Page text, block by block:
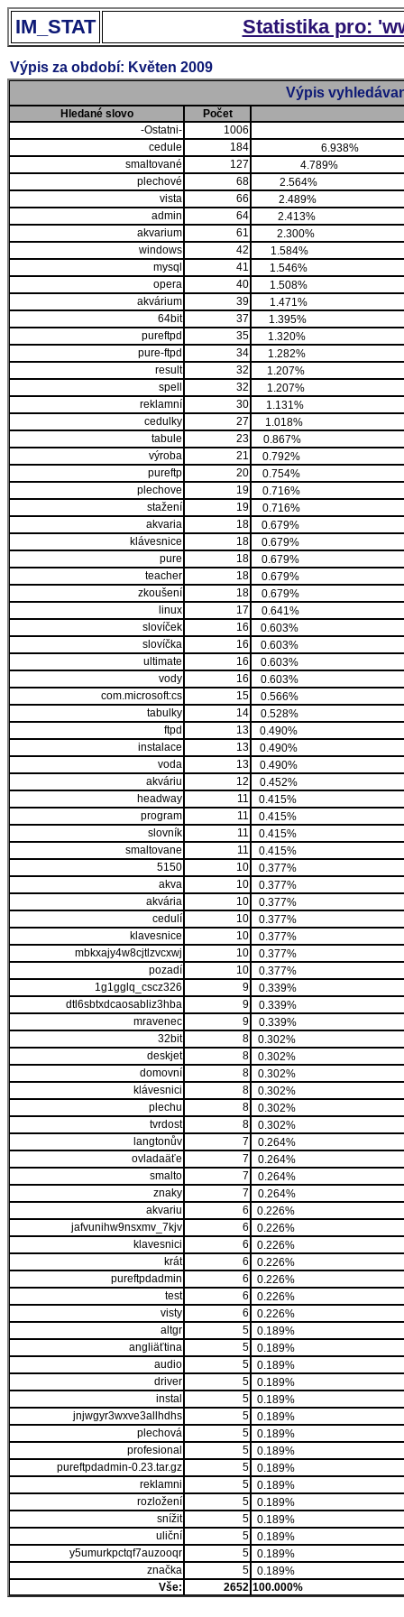
IM_STAT Statistika pro:
Výpis za období: Květen 2009
Výpis
Hledané slovo
Počet
-Ostatni-
1006
cedule
184
6.938%
smaltované
127
4.789%
plechové
68
2.564%
vista
66
2.489%
admin
64
2.413%
akvarium
61
2.300%
windows
42
1.584%
mysql
41
1.546%
opera
40
1.508%
akvárium
39
1.471%
64bit
37
1.395%
pureftpd
35
1.320%
pure-ftpd
34
1.282%
result
32
1.207%
spell
32
1.207%
reklamní
30
1.131%
cedulky
27
1.018%
tabule
23
0.867%
výroba
21
0.792%
pureftp
20
0.754%
plechove
19
0.716%
stažení
19
0.716%
akvaria
18
0.679%
klávesnice
18
0.679%
pure
18
0.679%
teacher
18
0.679%
zkoušení
18
0.679%
linux
17
0.641%
slovíček
16
0.603%
slovíčka
16
0.603%
ultimate
16
0.603%
vody
16
0.603%
com.microsoft:cs
15
0.566%
tabulky
14
0.528%
ftpd
13
0.490%
instalace
13
0.490%
voda
13
0.490%
akváriu
12
0.452%
headway
11
0.415%
program
11
0.415%
slovník
11
0.415%
smaltovane
11
0.415%
5150
10
0.377%
akva
10
0.377%
akvária
10
0.377%
cedulí
10
0.377%
klavesnice
10
0.377%
mbkxajy4w8cjtlzvcxwj
10
0.377%
pozadí
10
0.377%
1g1gglq_cscz326
9
0.339%
dtl6sbtxdcaosabliz3hba
9
0.339%
mravenec
9
0.339%
32bit
8
0.302%
deskjet
8
0.302%
domovní
8
0.302%
klávesnici
8
0.302%
plechu
8
0.302%
tvrdost
8
0.302%
langtonův
7
0.264%
ovladaäťe
7
0.264%
smalto
7
0.264%
znaky
7
0.264%
akvariu
6
0.226%
jafvunihw9nsxmv_7kjv
6
0.226%
klavesnici
6
0.226%
krát
6
0.226%
pureftpdadmin
6
0.226%
test
6
0.226%
visty
6
0.226%
altgr
5
0.189%
angliäťtina
5
0.189%
audio
5
0.189%
driver
5
0.189%
instal
5
0.189%
jnjwgyr3wxve3allhdhs
5
0.189%
plechová
5
0.189%
profesional
5
0.189%
pureftpdadmin-0.23.tar.gz
5
0.189%
reklamni
5
0.189%
rozložení
5
0.189%
snížit
5
0.189%
uliční
5
0.189%
y5umurkpctqf7auzooqr
5
0.189%
značka
5
0.189%
Vše:
2652 100.000%